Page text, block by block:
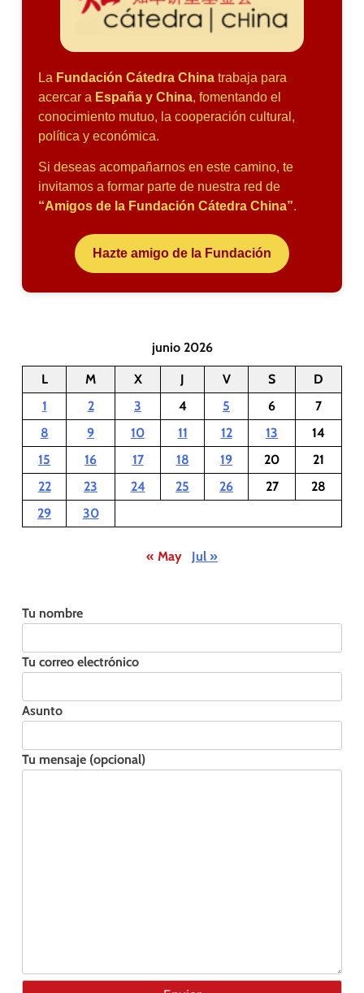
La Fundación Cátedra China trabaja para
acercar a España y China, fomentando el
conocimiento mutuo, la cooperación cultural,
política y económica.
Si deseas acompañarnos en este camino, te
invitamos a formar parte de nuestra red de
“Amigos de la Fundación Cátedra China”.
Hazte amigo de la Fundación
junio 2026
L M X J V S
D
1
2 3 4 5 6
7
8
9 10 11 12 13
14
15
16 17 18 19 20
21
22
23 24 25 26 27
28
29
30
« May Jul »
Tu nombre
Tu correo electrónico
Asunto
Tu mensaje (opcional)